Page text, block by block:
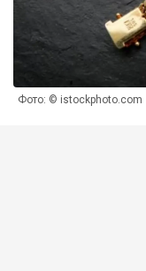
Фото: © istockphoto.com